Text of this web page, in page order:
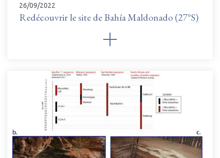
26/09/2022
Redécouvrir le site de Bahía Maldonado (27°S)